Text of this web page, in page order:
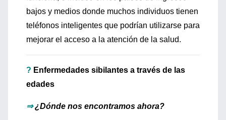
bajos y medios donde muchos individuos tienen
teléfonos inteligentes que podrían utilizarse para
mejorar el acceso a la atención de la salud.
? Enfermedades sibilantes a través de las
edades
⇒¿Dónde nos encontramos ahora?